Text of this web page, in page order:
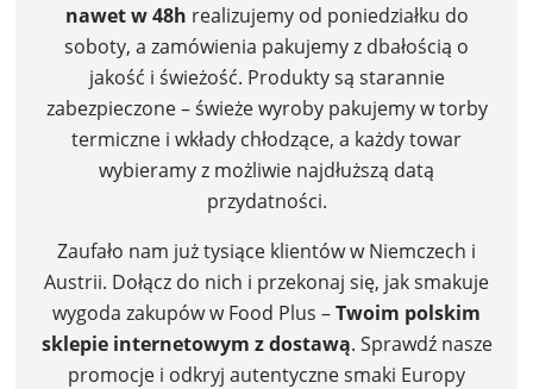
nawet w 48h realizujemy od poniedziałku do
soboty, a zamówienia pakujemy z dbałością o
jakość i świeżość. Produkty są starannie
zabezpieczone – świeże wyroby pakujemy w torby
termiczne i wkłady chłodzące, a każdy towar
wybieramy z możliwie najdłuższą datą
przydatności.
Zaufało nam już tysiące klientów w Niemczech i
Austrii. Dołącz do nich i przekonaj się, jak smakuje
wygoda zakupów w Food Plus –Twoim polskim
sklepie internetowym z dostawą. Sprawdź nasze
promocje i odkryj autentyczne smaki Europy